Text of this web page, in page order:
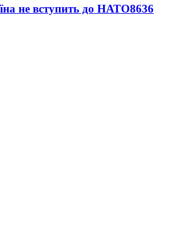
не вступить до НАТО8636